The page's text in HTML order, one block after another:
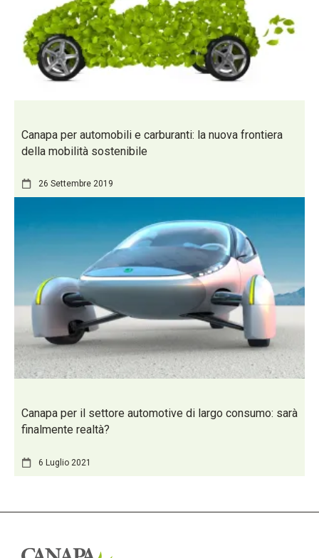
Canapa per automobili e carburanti: la nuova frontiera
della mobilità sostenibile
26 Settembre 2019
Canapa per il settore automotive di largo consumo: sarà
finalmente realtà?
6 Luglio 2021